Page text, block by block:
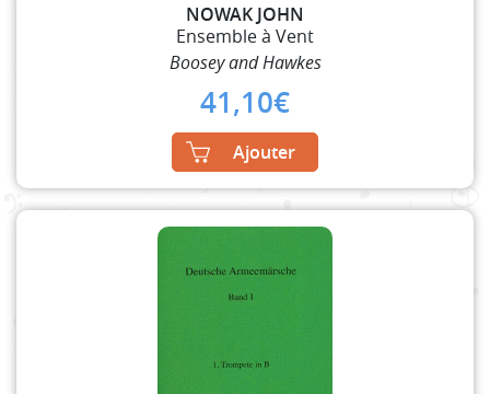
NOWAK JOHN
Ensemble à Vent
Boosey and Hawkes
41,10€
Ajouter